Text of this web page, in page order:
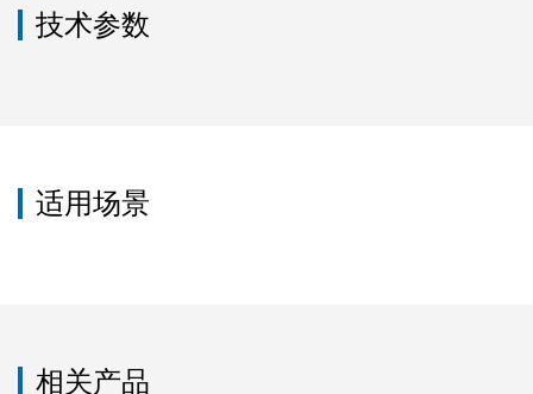
技术参数
适用场景
相关产品